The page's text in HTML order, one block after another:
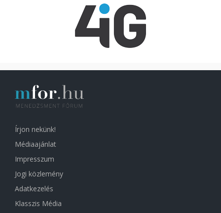
Írjon nekünk!
Médiaajánlat
Impresszum
Jogi közlemény
Adatkezelés
Klasszis Média